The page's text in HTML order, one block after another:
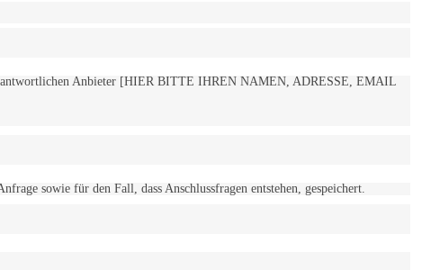
Anbieter [HIER BITTE IHREN NAMEN, ADRESSE, EMAIL
sowie für den Fall, dass Anschlussfragen entstehen, gespeichert.